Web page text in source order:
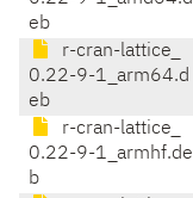
eb
r-cran-lattice_
0.22-9-1_arm64.d
eb
r-cran-lattice_
0.22-9-1_armhf.de
b